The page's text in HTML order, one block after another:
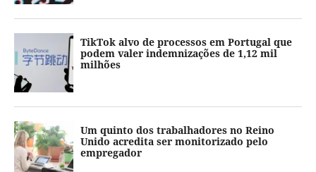
TikTok alvo de processos em Portugal que
podem valer indemnizações de 1,12 mil
milhões
Um quinto dos trabalhadores no Reino
Unido acredita ser monitorizado pelo
empregador